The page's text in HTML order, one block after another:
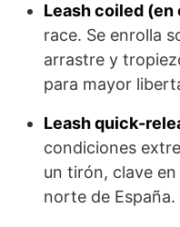
Leash coiled (en
race. Se enrolla
arrastre y
para mayor
Leash quick-
condiciones
un tirón, clave
norte de España.